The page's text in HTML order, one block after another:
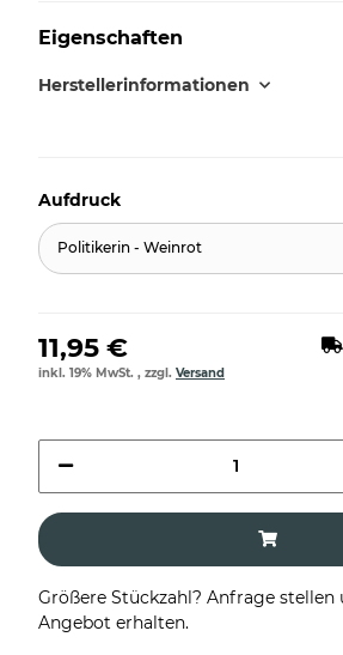
Eigenschaften
Herstellerinformationen
Aufdruck
Politikerin - Weinrot
11,95 €
inkl. 19% MwSt. , zzgl. Versand
Größere Stückzahl? Anfrage stellen
Angebot erhalten.